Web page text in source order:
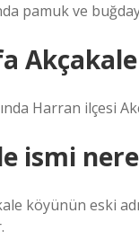
pamuk ve
Harran ilçesi
ismi
köyünün eski